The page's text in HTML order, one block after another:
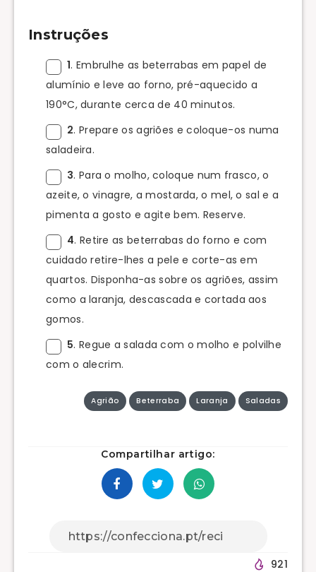
Instruções
1. Embrulhe as beterrabas em papel de
alumínio e leve ao forno, pré-aquecido a
190°C, durante cerca de 40 minutos.
2. Prepare os agriões e coloque-os numa
saladeira.
3. Para o molho, coloque num frasco, o
azeite, o vinagre, a mostarda, o mel, o sal e a
pimenta a gosto e agite bem. Reserve.
4. Retire as beterrabas do forno e com
cuidado retire-lhes a pele e corte-as em
quartos. Disponha-as sobre os agriões, assim
como a laranja, descascada e cortada aos
gomos.
5. Regue a salada com o molho e polvilhe
com o alecrim.
Agrião Beterraba Laranja Saladas
Compartilhar artigo:
921